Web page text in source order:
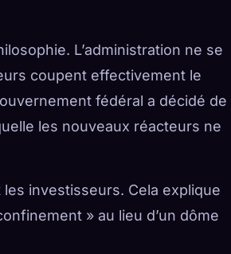
L’administration ne se
coupent effectivement le
fédéral a décidé de
les nouveaux réacteurs ne
investisseurs. Cela explique
» au lieu d’un dôme